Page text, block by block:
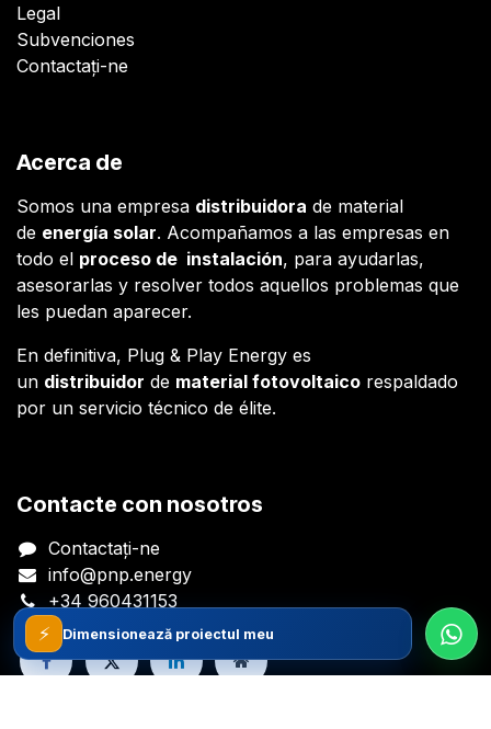
Legal
Subvenciones
Contactați-ne
Acerca de
Somos una empresa distribuidora de material
de energía solar. Acompañamos a las empresas en
todo el proceso de instalación, para ayudarlas,
asesorarlas y resolver todos aquellos problemas que
les puedan aparecer.
En definitiva, Plug & Play Energy es
un distribuidor de material fotovoltaico respaldado
por un servicio técnico de élite.
Contacte con nosotros
Contactați-ne
info@pnp.energy
+34 960431153
⚡